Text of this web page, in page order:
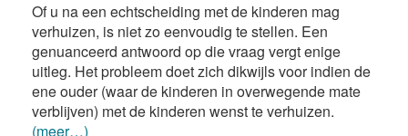
Of u na een echtscheiding met de kinderen mag
verhuizen, is niet zo eenvoudig te stellen. Een
genuanceerd antwoord op die vraag vergt enige
uitleg. Het probleem doet zich dikwijls voor indien de
ene ouder (waar de kinderen in overwegende mate
verblijven) met de kinderen wenst te verhuizen.
(meer…)